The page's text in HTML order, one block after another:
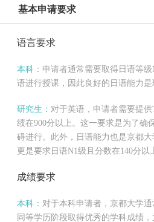
基本申请要求
语言要求
本科： 申请者通常需要取得日语等
语进行授课，因此良好的日语能力是
研究生： 对于英语，申请者需要提
绩在900分以上。这一要求是为了确
碍进行。此外，日语能力也是京都
更是要求日语N1级且分数在140分以
成绩要求
本科： 对于本科申请者，京都大学
同等学历阶段取得优秀的学科成绩